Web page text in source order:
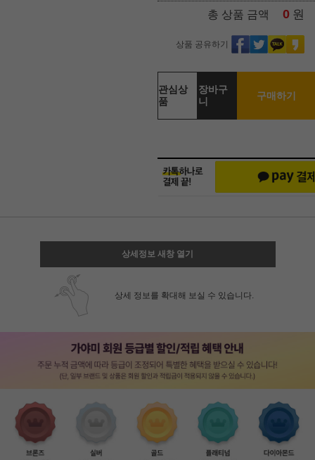
총 상품 금액 0 원
상품 공유하기
관심상
품
장바구
니
구매하기
상세정보 새창 열기
상세 정보를 확대해 보실 수 있습니다.